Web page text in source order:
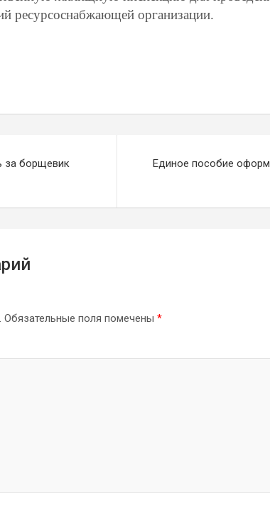
ресурсоснабжающей организации.
за борщевик
Единое пособие
Обязательные поля помечены *